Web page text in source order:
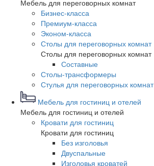
Мебель для переговорных комнат
Бизнес-класса
Премиум-класса
Эконом-класса
Столы для переговорных комнат
Столы для переговорных комнат
Составные
Столы-трансформеры
Стулья для переговорных комнат
Мебель для гостиниц и отелей
Мебель для гостиниц и отелей
Кровати для гостиниц
Кровати для гостиниц
Без изголовья
Двуспальные
Изголовья кроватей